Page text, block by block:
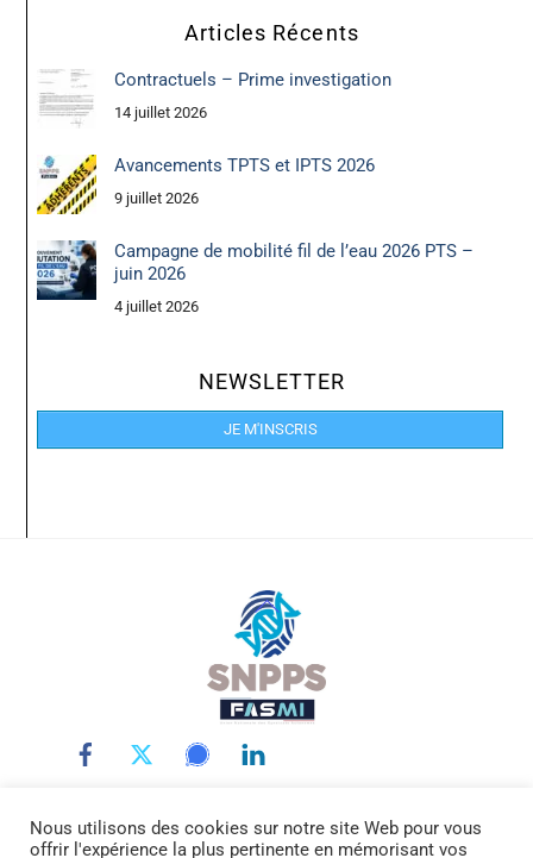
Articles Récents
Contractuels – Prime investigation
14 juillet 2026
Avancements TPTS et IPTS 2026
9 juillet 2026
Campagne de mobilité fil de l’eau 2026 PTS –
juin 2026
4 juillet 2026
NEWSLETTER
JE M'INSCRIS
Back
To
Top
LE SNPPS INTERLOCUTEURS LA POLICE SCIENTIFIQUE
Nous utilisons des cookies sur notre site Web pour vous
offrir l'expérience la plus pertinente en mémorisant vos